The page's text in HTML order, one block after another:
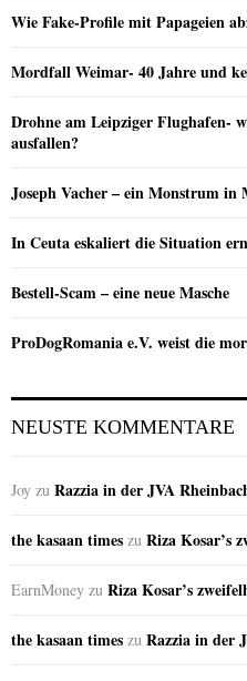
Wie Fake-Profile mit Papageien
Mordfall Weimar- 40 Jahre und
Drohne am Leipziger Flughafen-
ausfallen?
Joseph Vacher – ein Monstrum in
In Ceuta eskaliert die Situation
Bestell-Scam – eine neue Masche
ProDogRomania e.V. weist die
NEUSTE KOMMENTARE
Joy zu Razzia in der JVA
the kasaan times zu Riza Kosar’s
EarnMoney zu Riza Kosar’s
the kasaan times zu Razzia in der